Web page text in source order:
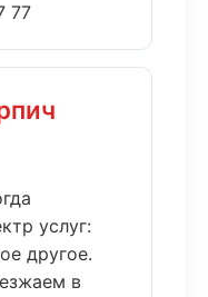
77
услуг:
другое.
в